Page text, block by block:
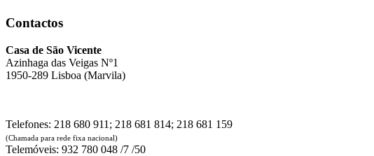
Contactos
Casa de São Vicente
Azinhaga das Veigas Nº1
1950-289 Lisboa (Marvila)
Telefones: 218 680 911; 218 681 814; 218 681 159
(Chamada para rede fixa nacional)
Telemóveis: 932 780 048 /7 /50